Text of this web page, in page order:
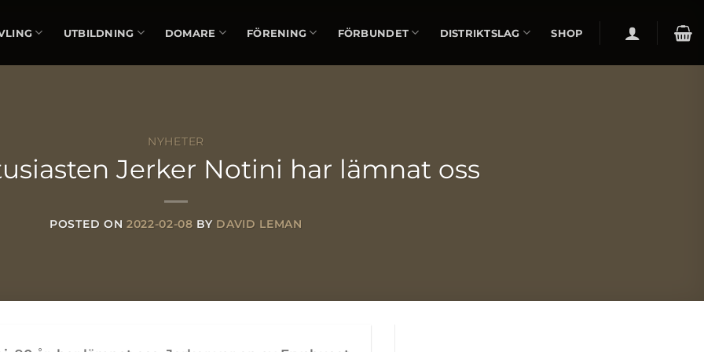
UTBILDNING DOMARE FÖRENING FÖRBUNDET DISTRIKTSLAG SHOP
NYHETER
Jerker Notini har lämnat oss
POSTED ON 2022-02-08 BY DAVID LEMAN